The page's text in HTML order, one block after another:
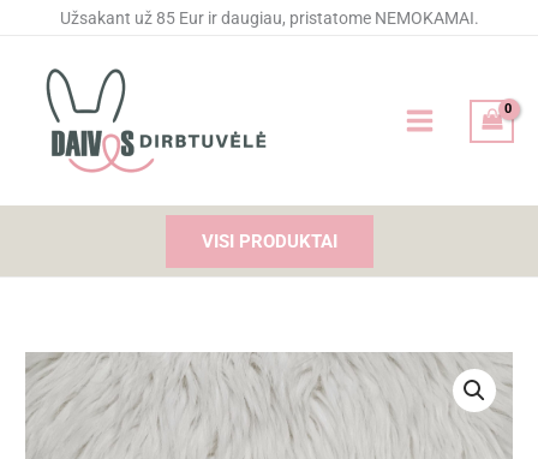
Užsakant už 85 Eur ir daugiau, pristatome NEMOKAMAI.
VISI PRODUKTAI
produkto
kiekis:
Siuvinėtas
rankšluostis